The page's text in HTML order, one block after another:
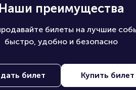
Наши преимущества
билеты на лучшие
быстро, удобно и безопасно
билет Купить билет